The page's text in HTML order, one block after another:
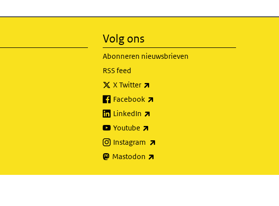
Volg ons
Abonneren nieuwsbrieven
RSS feed
X Twitter
Facebook
LinkedIn
Youtube
Instagram
Mastodon